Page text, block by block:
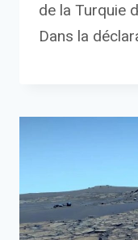
de la Turquie
Dans la